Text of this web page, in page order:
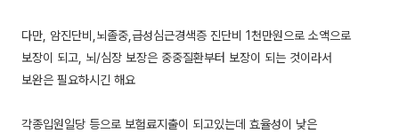
다만, 암진단비,뇌졸중,급성심근경색증 진단비 1천만원으로 소액으로
보장이 되고, 뇌/심장 보장은 중중질환부터 보장이 되는 것이라서
보완은 필요하시긴 해요
각종입원일당 등으로 보험료지출이 되고있는데 효율성이 낮은